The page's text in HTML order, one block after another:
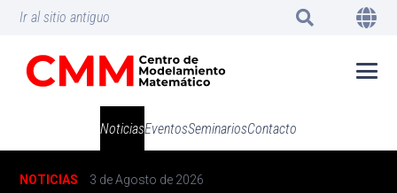
Ir al sitio antiguo
NoticiasEventosSeminariosContacto
NOTICIAS 3 de Agosto de 2026